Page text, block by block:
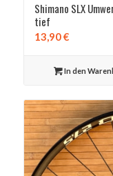
Shimano SLX
tief
13,90€
In den